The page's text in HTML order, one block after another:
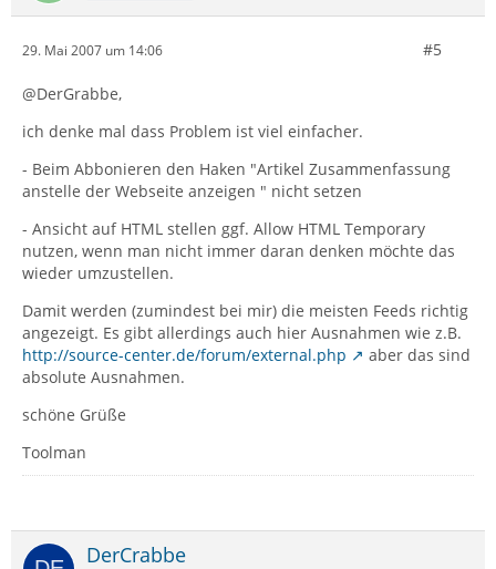
29. Mai 2007 um 14:06 #5
@DerGrabbe,
ich denke mal dass Problem ist viel einfacher.
- Beim Abbonieren den Haken "Artikel Zusammenfassung
anstelle der Webseite anzeigen " nicht setzen
- Ansicht auf HTML stellen ggf. Allow HTML Temporary
nutzen, wenn man nicht immer daran denken möchte das
wieder umzustellen.
Damit werden (zumindest bei mir) die meisten Feeds richtig
angezeigt. Es gibt allerdings auch hier Ausnahmen wie z.B.
http://source-center.de/forum/external.php
aber das sind
absolute Ausnahmen.
schöne Grüße
Toolman
DerCrabbe